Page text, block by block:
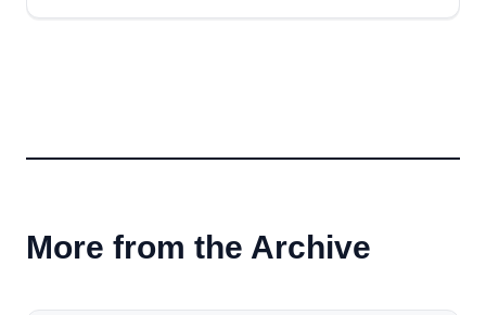
More from the Archive